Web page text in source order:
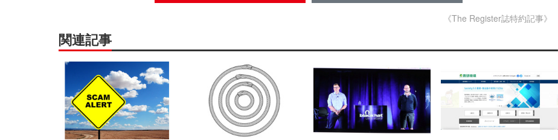
《The Register誌特約記事》
関連記事